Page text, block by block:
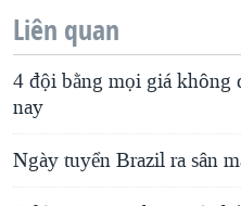
Liên quan
4 đội bằng mọi giá không
nay
Ngày tuyển Brazil ra sân